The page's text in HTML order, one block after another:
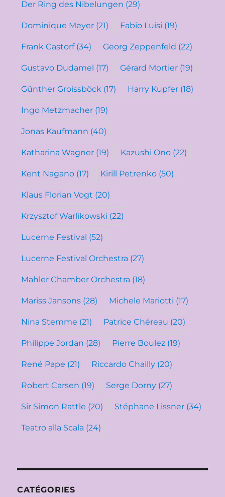
Der Ring des Nibelungen (29)
Dominique Meyer (21) Fabio Luisi (19)
Frank Castorf(34) Georg Zeppenfeld (22)
Gustavo Dudamel (17) Gérard Mortier (19)
Günther Groissböck (17) Harry Kupfer (18)
Ingo Metzmacher (19)
Jonas Kaufmann (40)
Katharina Wagner (19) Kazushi Ono (22)
Kent Nagano (17) Kirill Petrenko (50)
Klaus Florian Vogt (20)
Krzysztof Warlikowski (22)
Lucerne Festival (52)
Lucerne Festival Orchestra (27)
Mahler Chamber Orchestra (18)
Mariss Jansons (28) Michele Mariotti (17)
Nina Stemme (21) Patrice Chéreau (20)
Philippe Jordan (28) Pierre Boulez (19)
René Pape (21) Riccardo Chailly (20)
Robert Carsen (19) Serge Dorny (27)
Sir Simon Rattle (20) Stéphane Lissner (34)
Teatro alla Scala (24)
CATÉGORIES